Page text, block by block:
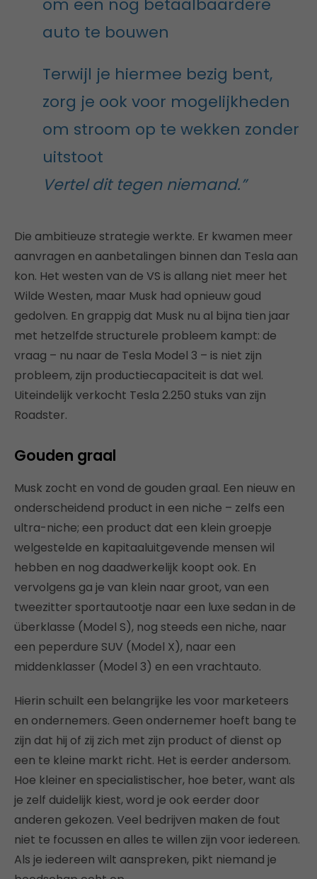
auto te bouwen
Terwijl je hiermee bezig bent,
zorg je ook voor mogelijkheden
om stroom op te wekken zonder
uitstoot
Vertel dit tegen niemand.”
Die ambitieuze strategie werkte. Er kwamen meer
aanvragen en aanbetalingen binnen dan Tesla aan
kon. Het westen van de VS is allang niet meer het
Wilde Westen, maar Musk had opnieuw goud
gedolven. En grappig dat Musk nu al bijna tien jaar
met hetzelfde structurele probleem kampt: de
vraag – nu naar de Tesla Model 3 – is niet zijn
probleem, zijn productiecapaciteit is dat wel.
Uiteindelijk verkocht Tesla 2.250 stuks van zijn
Roadster.
Gouden graal
Musk zocht en vond de gouden graal. Een nieuw en
onderscheidend product in een niche – zelfs een
ultra-niche; een product dat een klein groepje
welgestelde en kapitaaluitgevende mensen wil
hebben en nog daadwerkelijk koopt ook. En
vervolgens ga je van klein naar groot, van een
tweezitter sportautootje naar een luxe sedan in de
überklasse (Model S), nog steeds een niche, naar
een peperdure SUV (Model X), naar een
middenklasser (Model 3) en een vrachtauto.
Hierin schuilt een belangrijke les voor marketeers
en ondernemers. Geen ondernemer hoeft bang te
zijn dat hij of zij zich met zijn product of dienst op
een te kleine markt richt. Het is eerder andersom.
Hoe kleiner en specialistischer, hoe beter, want als
je zelf duidelijk kiest, word je ook eerder door
anderen gekozen. Veel bedrijven maken de fout
niet te focussen en alles te willen zijn voor iedereen.
Als je iedereen wilt aanspreken, pikt niemand je